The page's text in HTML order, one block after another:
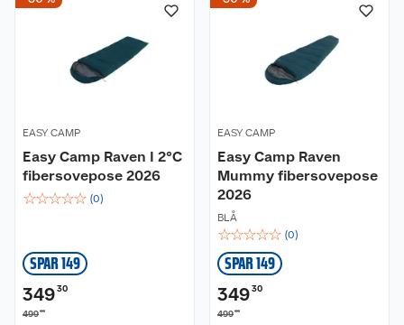
EASY CAMP
Easy Camp Raven I 2°C
fibersovepose 2026
☆☆☆☆☆ (0)
SPAR 149
34930
49900
EASY CAMP
Easy Camp Raven
Mummy fibersovepose
2026
BLÅ
☆☆☆☆☆ (0)
SPAR 149
34930
49900